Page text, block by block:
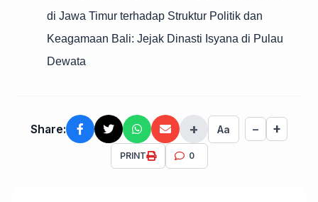
di Jawa Timur terhadap Struktur Politik dan
Keagamaan Bali: Jejak Dinasti Isyana di Pulau
Dewata
Share: + Aa − +
PRINT 0